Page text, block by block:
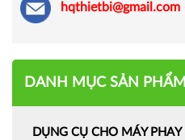
hqthietbi@gmail.com
DANH MỤC SẢN PHẨM
DỤNG CỤ CHO MÁY PHAY